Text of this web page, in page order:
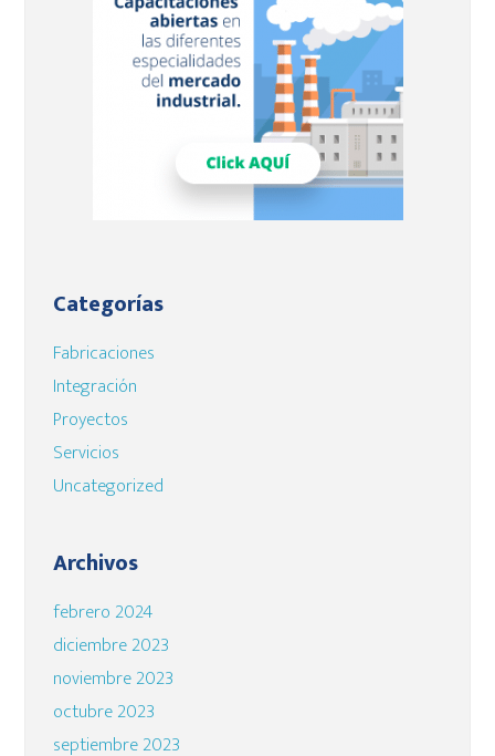
Categorías
Fabricaciones
Integración
Proyectos
Servicios
Uncategorized
Archivos
febrero 2024
diciembre 2023
noviembre 2023
octubre 2023
septiembre 2023